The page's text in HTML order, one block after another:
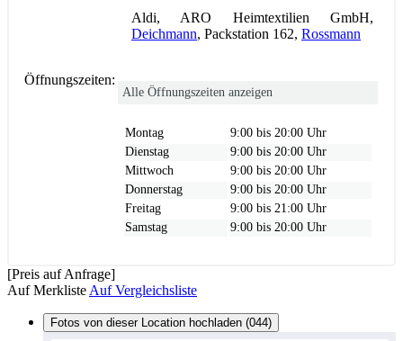
Aldi, ARO Heimtextilien GmbH,
Deichmann, Packstation 162, Rossmann
Öffnungszeiten:
Alle Öffnungszeiten anzeigen
Montag
9:00 bis 20:00 Uhr
Dienstag
9:00 bis 20:00 Uhr
Mittwoch
9:00 bis 20:00 Uhr
Donnerstag
9:00 bis 20:00 Uhr
Freitag
9:00 bis 21:00 Uhr
Samstag
9:00 bis 20:00 Uhr
[Preis auf Anfrage]
Auf Merkliste Auf Vergleichsliste
Fotos von dieser Location hochladen (044)